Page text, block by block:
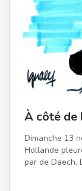
À côté de
Dimanche 13
Hollande
par de Daech.